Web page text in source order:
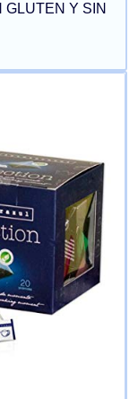
GLUTEN Y SIN